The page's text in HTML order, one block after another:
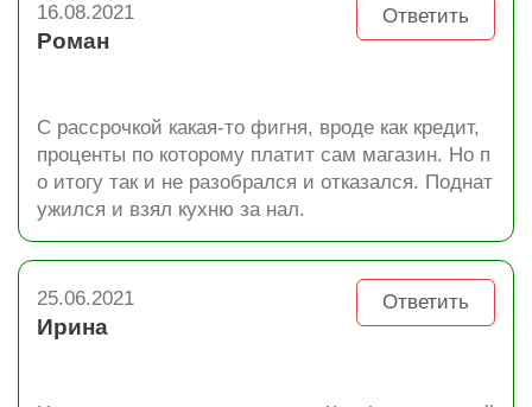
Ответить
16.08.2021
Роман
С рассрочкой какая-то фигня, вроде как кредит,
проценты по которому платит сам магазин. Но п
о итогу так и не разобрался и отказался. Поднат
ужился и взял кухню за нал.
Ответить
25.06.2021
Ирина